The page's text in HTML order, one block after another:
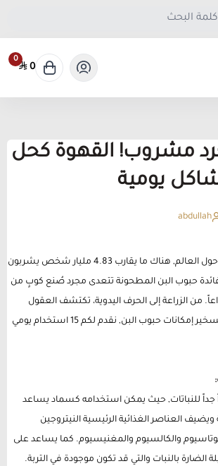
0
0
مشروب! القهوة كحل
يومية
abdullah
من بين 8 مليار شخص حول العالم, هناك ما يقارب 4.83 مليار شخص يشربون
حبوب البن المطحونة تتعدى مجرد صُنع كوبٍ من
من الزراعة إلى الحرف اليدوية، تكتشف العقول
المبتكِرة طرقاً جديدة لتسخير إمكانات حبوب البن, نقدم لكم 15 استخدام يومي
جداً للنباتات, حيث يمكن استخدامه كسماد يساعد
العناصر الغذائية الرئيسية النيتروجين
والكالسيوم والمغنيسيوم. كما يساعد على
الضارة بالنبات والتي قد تكون موجودة في التربة.